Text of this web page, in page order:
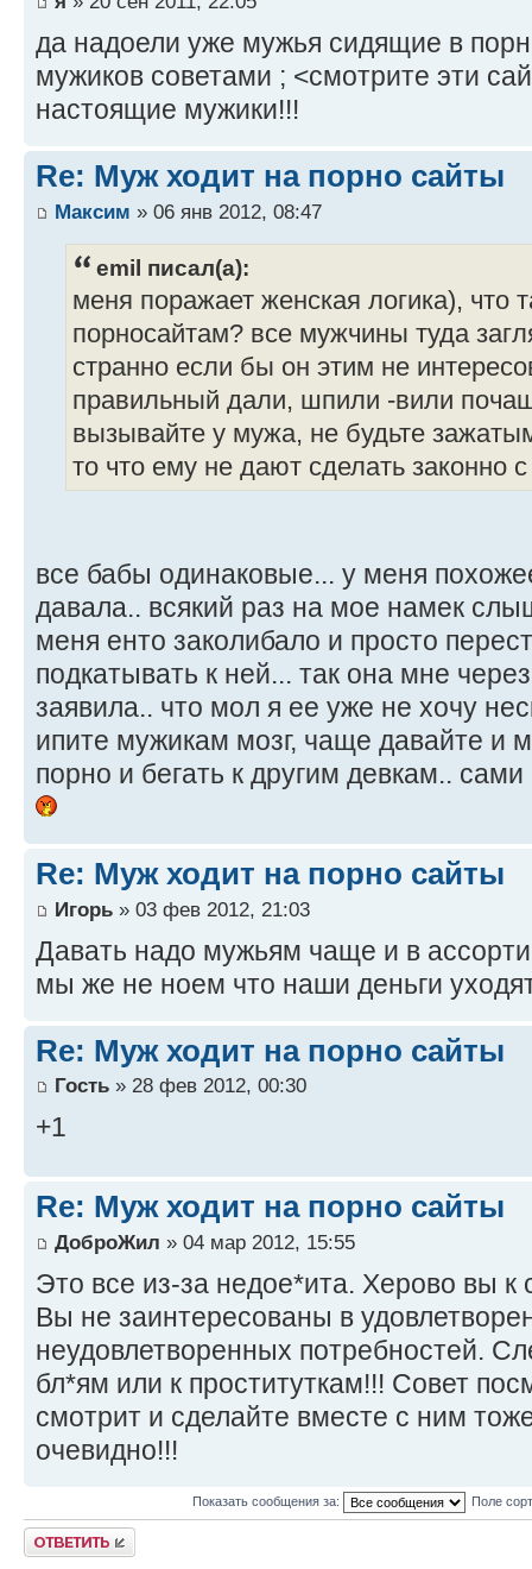
да надоели уже мужья сидящие в
мужиков советами ; <смотрите эти
настоящие мужики!!!
Re: Муж ходит на порно сайты
Максим » 06 янв 2012, 08:47
emil писал(а):
меня поражает женская логика), что
порносайтам? все мужчины туда
странно если бы он этим не
правильный дали, шпили -вили
вызывайте у мужа, не будьте
то что ему не дают сделать законно с
все бабы одинаковые... у меня
давала.. всякий раз на мое намек
меня енто заколибало и просто
подкатывать к ней... так она мне
заявила.. что мол я ее уже не хочу
ипите мужикам мозг, чаще давайте и
порно и бегать к другим девкам..
Re: Муж ходит на порно сайты
Игорь » 03 фев 2012, 21:03
Давать надо мужьям чаще и в
мы же не ноем что наши деньги
Re: Муж ходит на порно сайты
Гость » 28 фев 2012, 00:30
+1
Re: Муж ходит на порно сайты
ДоброЖил » 04 мар 2012, 15:55
Это все из-за недое*ита. Херово вы
Вы не заинтересованы в
неудовлетворенных потребностей.
бл*ям или к проституткам!!! Совет
смотрит и сделайте вместе с ним
очевидно!!!
Показать сообщения за: Поле
Ответить